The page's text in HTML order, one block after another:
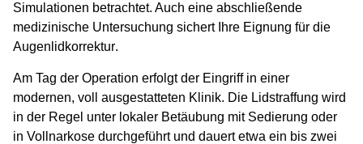
Simulationen betrachtet. Auch eine abschließende
medizinische Untersuchung sichert Ihre Eignung für die
Augenlidkorrektur.
Am Tag der Operation erfolgt der Eingriff in einer
modernen, voll ausgestatteten Klinik. Die Lidstraffung wird
in der Regel unter lokaler Betäubung mit Sedierung oder
in Vollnarkose durchgeführt und dauert etwa ein bis zwei